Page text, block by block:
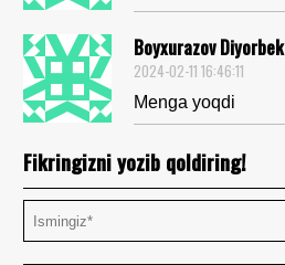
Boyxurazov Diyorbek
2024-02-11 16:46:11
Menga yoqdi
Fikringizni yozib qoldiring!